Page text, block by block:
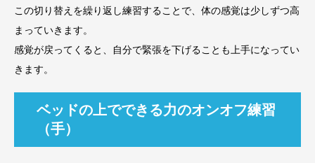
この切り替えを繰り返し練習することで、体の感覚は少しずつ高
まっていきます。
感覚が戻ってくると、自分で緊張を下げることも上手になってい
きます。
ベッドの上でできる力のオンオフ練習
（手）